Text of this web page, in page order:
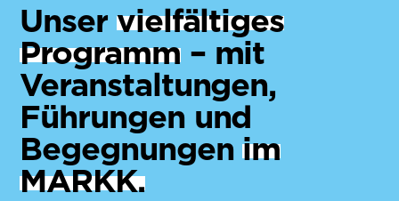
Unser vielfältiges
Programm– mit
Veranstaltungen,
Führungen und
Begegnungenim
MARKK.